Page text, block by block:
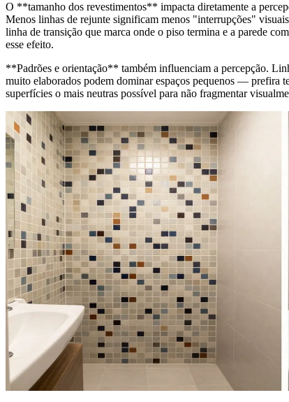
O **tamanho dos revestimentos** impacta diretamente a
Menos linhas de rejunte significam menos "interrupções"
linha de transição que marca onde o piso termina e a parede
esse efeito.
**Padrões e orientação** também influenciam a percepção.
muito elaborados podem dominar espaços pequenos — prefira
superfícies o mais neutras possível para não fragmentar